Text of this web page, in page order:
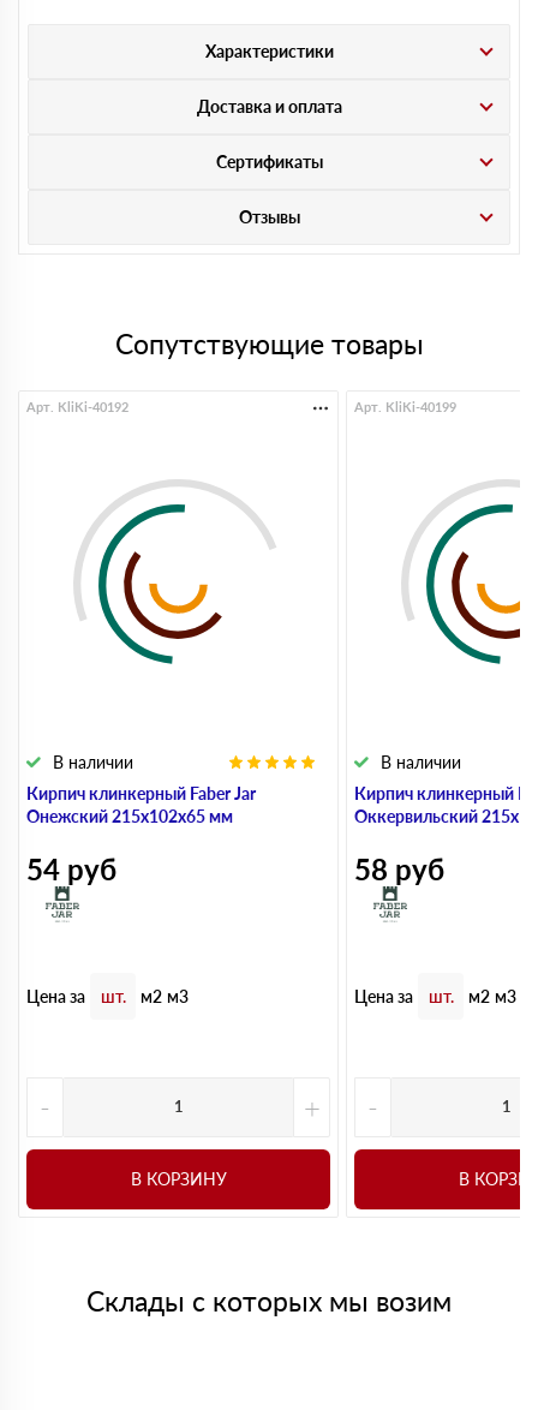
Характеристики
Доставка и оплата
Сертификаты
Отзывы
Сопутствующие товары
Кирпич клинкерный Faber Jar
Онежский 215х102х65 мм
В наличии
Арт. KliKi-40192
54 руб
Цена за шт. м2 м3
- +
В КОРЗИНУ
Кирпич клинкерный
Оккервильский
В наличии
Арт. KliKi-40199
58 руб
Цена за шт. м2 м3
-
В
Склады с которых мы возим